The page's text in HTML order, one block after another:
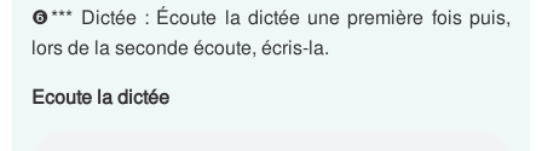
❻*** Dictée : Écoute la dictée une première fois puis,
lors de la seconde écoute, écris-la.
Ecoute la dictée